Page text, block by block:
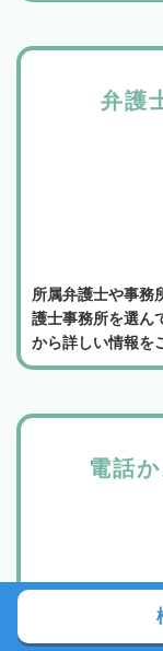
弁護
所属弁護士や事務
護士事務所を選ん
から詳しい情報を
電話